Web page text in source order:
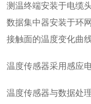
测温终端安装于电缆
数据集中器安装于环
接触面的温度变化曲线
温度传感器采用感应
温度传感器与数据处